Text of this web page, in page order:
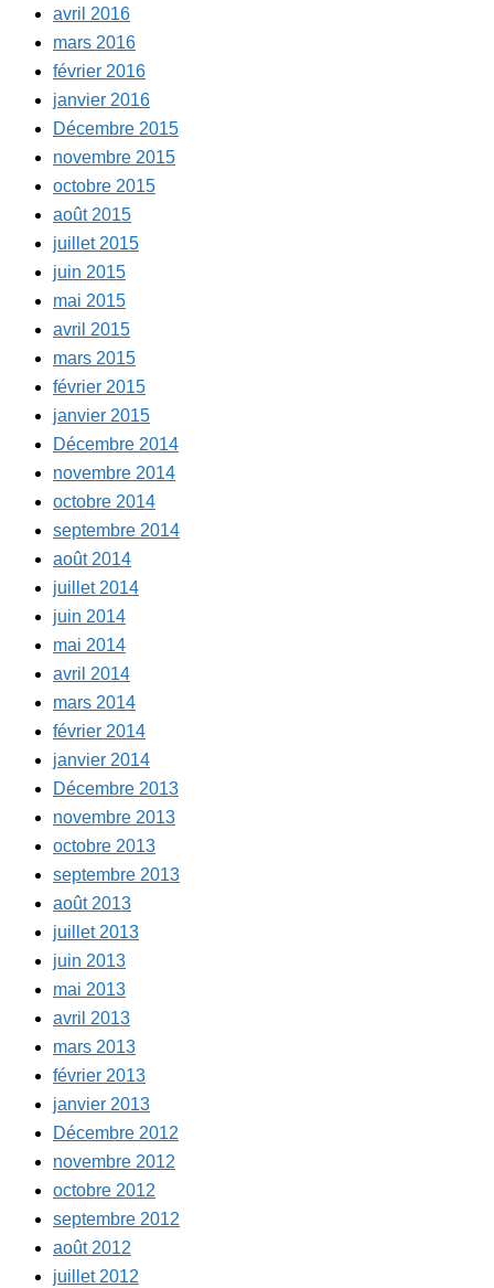
avril 2016
mars 2016
février 2016
janvier 2016
Décembre 2015
novembre 2015
octobre 2015
août 2015
juillet 2015
juin 2015
mai 2015
avril 2015
mars 2015
février 2015
janvier 2015
Décembre 2014
novembre 2014
octobre 2014
septembre 2014
août 2014
juillet 2014
juin 2014
mai 2014
avril 2014
mars 2014
février 2014
janvier 2014
Décembre 2013
novembre 2013
octobre 2013
septembre 2013
août 2013
juillet 2013
juin 2013
mai 2013
avril 2013
mars 2013
février 2013
janvier 2013
Décembre 2012
novembre 2012
octobre 2012
septembre 2012
août 2012
juillet 2012